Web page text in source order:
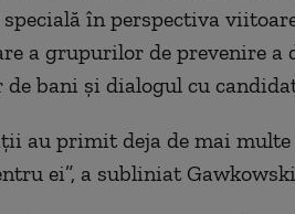
în perspectiva
a grupurilor de prevenire
bani şi dialogul cu
au primit deja de mai
ei”, a subliniat